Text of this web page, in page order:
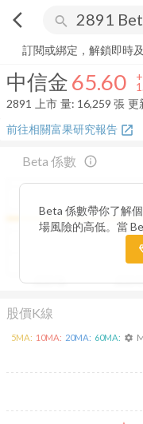
arrow_back_ios search
中信金 65.60 + 1.55%
訂閱或綁定，解鎖即時
中信金65.60 +
2891
上市 量: 16,259 張 更
前往相關富果研究報告 open_in_new
Beta 係數 info_outline
Beta 係數帶你了解
場風險的高低。當
更劇烈，屬於高風
示波動相對穩定，
股價K線
5MA: 10MA: 20MA: 60MA: settings